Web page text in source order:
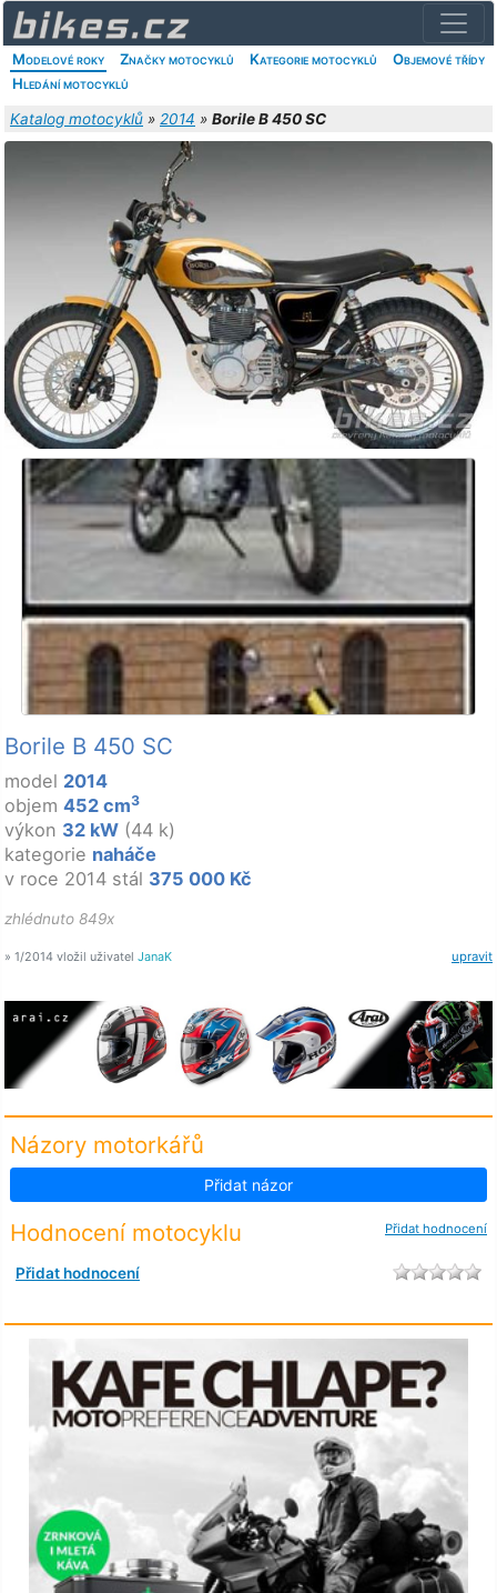
Modelové roky Značky motocyklů Kategorie motocyklů
Objemové třídy
Hledání motocyklů
Katalog motocyklů » 2014 » Borile B 450 SC
Borile B 450 SC
model 2014
objem 452 cm3
výkon 32 kW (44 k)
kategorie naháče
v roce 2014 stál 375 000 Kč
zhlédnuto 849x
upravit
» 1/2014 vložil uživatel JanaK
Názory motorkářů
Přidat názor
Přidat hodnocení
Hodnocení motocyklu
Přidat hodnocení